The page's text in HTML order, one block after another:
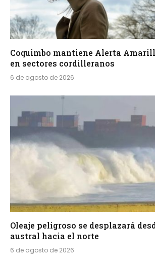
Coquimbo mantiene Alerta
en sectores cordilleranos
6 de agosto de 2026
Oleaje peligroso se desplazará
austral hacia el norte
6 de agosto de 2026